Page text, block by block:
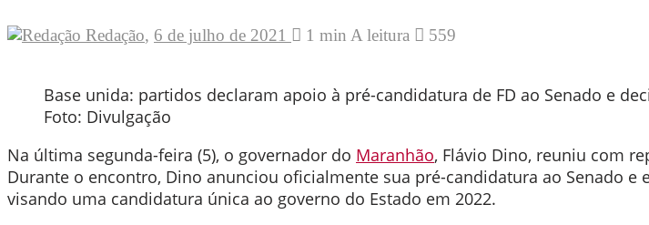
Redação, 6 de julho de 2021 1 min A leitura 559
Base unida: partidos declaram apoio à pré-candidatura de FD ao Senado e
Foto: Divulgação
Na última segunda-feira (5), o governador do Maranhão, Flávio Dino, reuniu com
Durante o encontro, Dino anunciou oficialmente sua pré-candidatura ao Senado
visando uma candidatura única ao governo do Estado em 2022.